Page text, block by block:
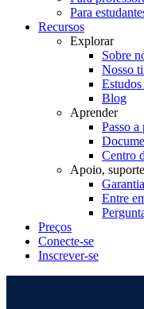
Para
Recursos
Explorar
Sobre
Nosso
Estudos
Blog
Aprender
Passo a
Centro
Apoio, suporte
Entre
Preços
Conecte-se
Inscrever-se